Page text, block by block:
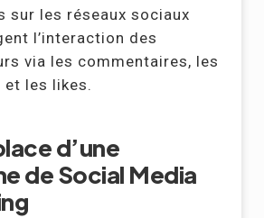
sur les réseaux sociaux
l’interaction des
via les commentaires, les
et les likes.
d’une
de Social Media